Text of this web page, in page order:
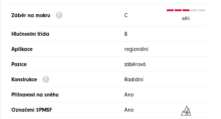
Záběr na mokru C
68%
Hlučnostní třída B
Aplikace regionální
Pozice záběrová
Konstrukce Radiální
Přilnavost na sněhu Ano
Označení 3PMSF Ano